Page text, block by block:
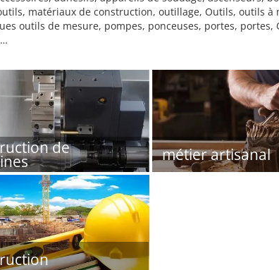
matériaux de construction, outillage, Outils, outils
outils de mesure, pompes, ponceuses, portes,
de métier artisanal